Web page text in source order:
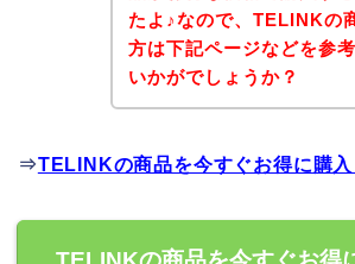
たよ♪なので、TELINKの
方は下記ページなどを参
いかがでしょうか？
⇒TELINKの商品を今すぐお得に購